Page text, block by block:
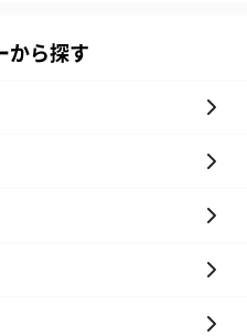
うまみ チーズ
から探す